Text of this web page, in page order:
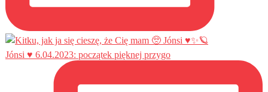
Jónsi ♥️ 6.04.2023: początek pięknej przygo